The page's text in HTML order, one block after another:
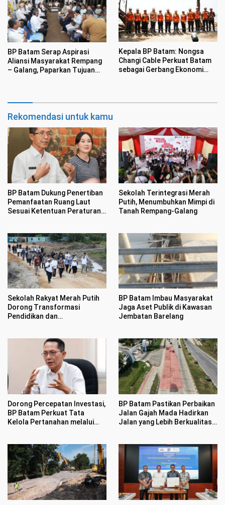
BP Batam Serap Aspirasi
Aliansi Masyarakat Rempang
– Galang, Paparkan Tujuan
Kepala BP Batam: Nongsa
Changi Cable Perkuat Batam
sebagai Gerbang Ekonomi
Rekomendasi untuk kamu
BP Batam Dukung Penertiban
Pemanfaatan Ruang Laut
Sesuai Ketentuan Peraturan
Sekolah Terintegrasi Merah
Putih, Menumbuhkan Mimpi di
Tanah Rempang-Galang
Sekolah Rakyat Merah Putih
Dorong Transformasi
Pendidikan dan
BP Batam Imbau Masyarakat
Jaga Aset Publik di Kawasan
Jembatan Barelang
Dorong Percepatan Investasi,
BP Batam Perkuat Tata
Kelola Pertanahan melalui
BP Batam Pastikan Perbaikan
Jalan Gajah Mada Hadirkan
Jalan yang Lebih Berkualitas